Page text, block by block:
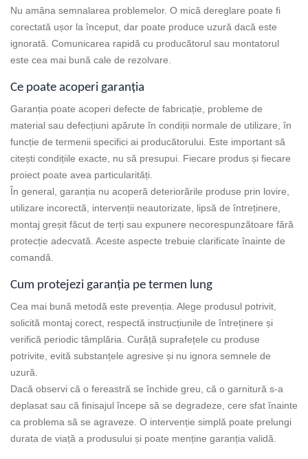
Nu amâna semnalarea problemelor. O mică dereglare poate fi
corectată ușor la început, dar poate produce uzură dacă este
ignorată. Comunicarea rapidă cu producătorul sau montatorul
este cea mai bună cale de rezolvare.
Ce poate acoperi garanția
Garanția poate acoperi defecte de fabricație, probleme de
material sau defecțiuni apărute în condiții normale de utilizare, în
funcție de termenii specifici ai producătorului. Este important să
citești condițiile exacte, nu să presupui. Fiecare produs și fiecare
proiect poate avea particularități.
În general, garanția nu acoperă deteriorările produse prin lovire,
utilizare incorectă, intervenții neautorizate, lipsă de întreținere,
montaj greșit făcut de terți sau expunere necorespunzătoare fără
protecție adecvată. Aceste aspecte trebuie clarificate înainte de
comandă.
Cum protejezi garanția pe termen lung
Cea mai bună metodă este prevenția. Alege produsul potrivit,
solicită montaj corect, respectă instrucțiunile de întreținere și
verifică periodic tâmplăria. Curăță suprafețele cu produse
potrivite, evită substanțele agresive și nu ignora semnele de
uzură.
Dacă observi că o fereastră se închide greu, că o garnitură s-a
deplasat sau că finisajul începe să se degradeze, cere sfat înainte
ca problema să se agraveze. O intervenție simplă poate prelungi
durata de viață a produsului și poate menține garanția validă.